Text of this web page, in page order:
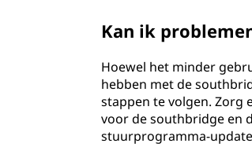
Kan ik
Hoewel het minder
hebben met de
stappen te volgen. Zorg
voor de southbridge en
stuurprogramma-